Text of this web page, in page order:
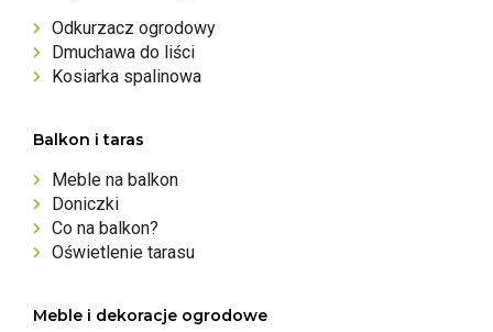
Odkurzacz ogrodowy
Dmuchawa do liści
Kosiarka spalinowa
Balkon i taras
Meble na balkon
Doniczki
Co na balkon?
Oświetlenie tarasu
Meble i dekoracje ogrodowe